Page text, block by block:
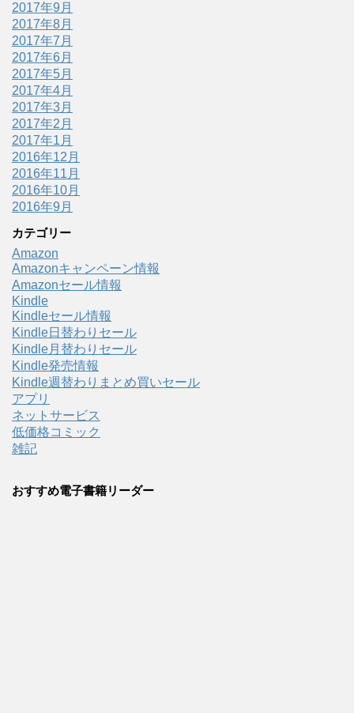
2017年9月
2017年8月
2017年7月
2017年6月
2017年5月
2017年4月
2017年3月
2017年2月
2017年1月
2016年12月
2016年11月
2016年10月
2016年9月
カテゴリー
Amazon
Amazonキャンペーン情報
Amazonセール情報
Kindle
Kindleセール情報
Kindle日替わりセール
Kindle月替わりセール
Kindle発売情報
Kindle週替わりまとめ買いセール
アプリ
ネットサービス
低価格コミック
雑記
おすすめ電子書籍リーダー